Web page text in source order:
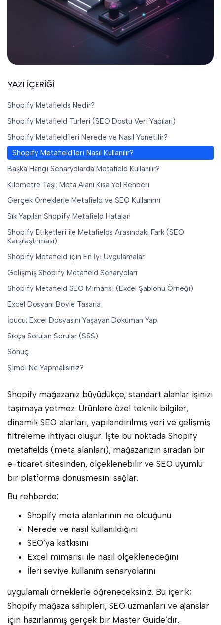
YAZI İÇERİĞİ
Shopify Metafields Nedir?
Shopify Metafield Türleri (SEO Dostu Veri Yapıları)
Shopify Metafield’leri Nerede ve Nasıl Yönetilir?
Shopify Metafield’leri Nasıl Kullanılır?
Başka Hangi Senaryolarda Metafield Kullanılır?
Kilometre Taşı: Meta Alanı Kısa Yol Rehberi
Gerçek Örneklerle Metafield ve SEO Kullanımı
Sık Yapılan Shopify Metafield Hataları
Shopify Etiketleri ile Metafields Arasındaki Fark (SEO
Karşılaştırması)
Shopify Metafield için En İyi Uygulamalar
Gelişmiş Shopify Metafield Senaryoları
Shopify Metafield SEO Mimarisi (Excel Şablonu Örneği)
Excel Dosyanı Böyle Tasarla
İpucu: Excel Dosyasını Yaşayan Doküman Yap
Sıkça Sorulan Sorular (SSS)
Sonuç
Şimdi Ne Yapmalısınız?
Shopify mağazanız büyüdükçe, standart alanlar işinizi
taşımaya yetmez. Ürünlere özel teknik bilgiler,
dinamik SEO alanları, yapılandırılmış veri ve gelişmiş
filtreleme ihtiyacı oluşur. İşte bu noktada Shopify
metafields (meta alanları), mağazanızın sıradan bir
e-ticaret sitesinden, ölçeklenebilir ve SEO uyumlu
bir platforma dönüşmesini sağlar.
Bu rehberde:
Shopify meta alanlarının ne olduğunu
Nerede ve nasıl kullanıldığını
SEO’ya katkısını
Excel mimarisi ile nasıl ölçekleneceğini
İleri seviye kullanım senaryolarını
uygulamalı örneklerle öğreneceksiniz. Bu içerik;
Shopify mağaza sahipleri, SEO uzmanları ve ajanslar
için hazırlanmış gerçek bir Master Guide’dır.